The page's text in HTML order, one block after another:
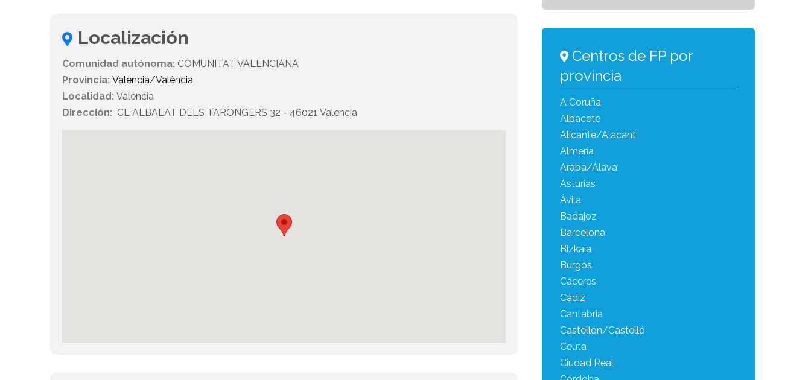
Localización
Comunidad autónoma: COMUNITAT VALENCIANA
Provincia: Valencia/València
Localidad: Valencia
Dirección: CL ALBALAT DELS TARONGERS 32 - 46021 Valencia
Centros de FP por
provincia
A Coruña
Albacete
Alicante/Alacant
Almería
Araba/Álava
Asturias
Ávila
Badajoz
Barcelona
Bizkaia
Burgos
Cáceres
Cádiz
Cantabria
Castellón/Castelló
Ceuta
Ciudad Real